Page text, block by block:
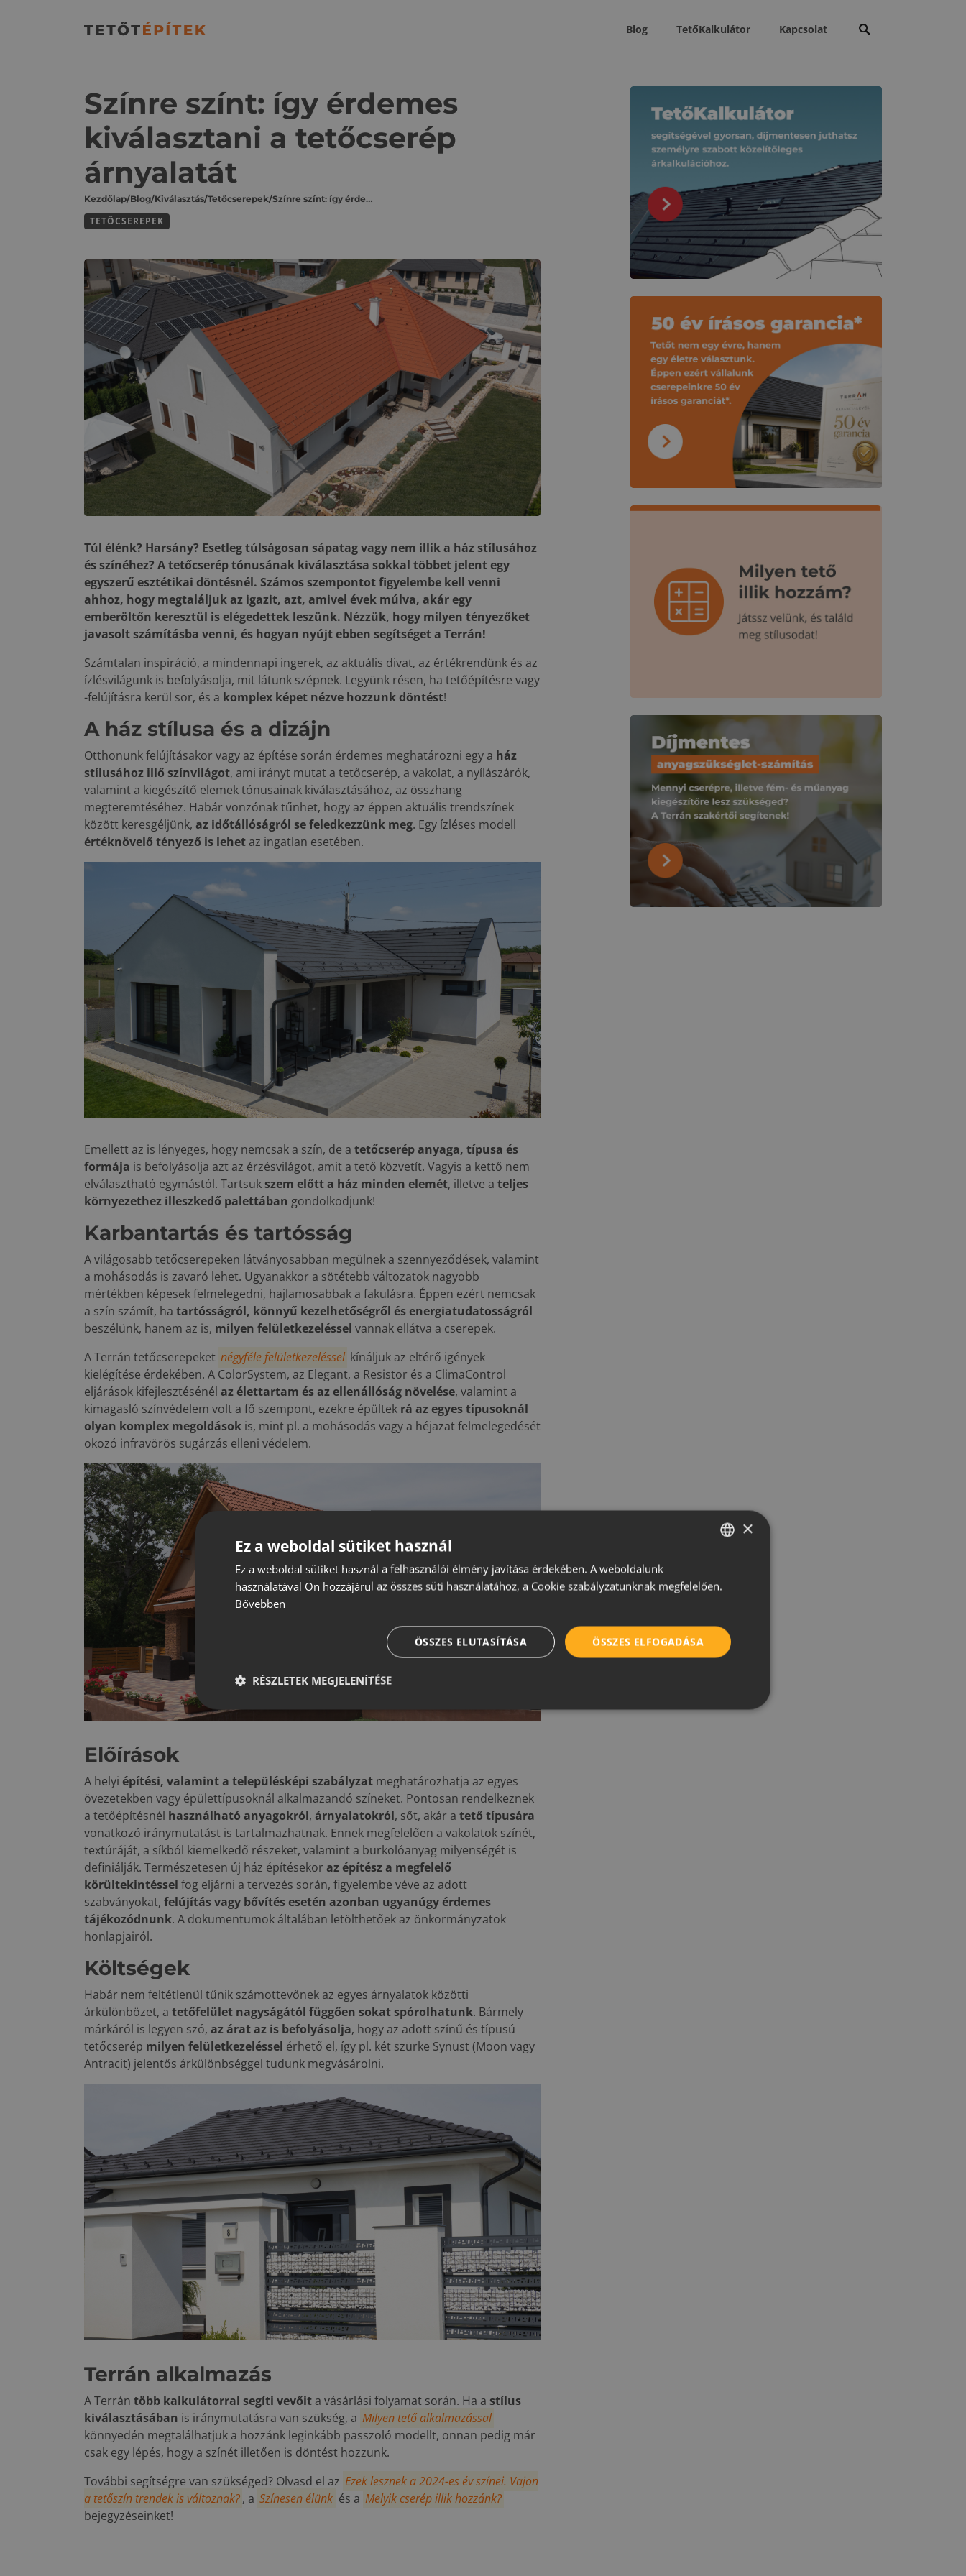
Blog TetőKalkulátor Kapcsolat Keresés:
Színre színt: így érdemes
kiválasztani a tetőcserép
árnyalatát
Kezdőlap/Blog/Kiválasztás/Tetőcserepek/ Színre színt: így érdemes kiválasztani a tetőcserép árnyalatát
TETŐCSEREPEK
Túl élénk? Harsány? Esetleg túlságosan sápatag vagy nem illik a ház stílusához
és színéhez? A tetőcserép tónusának kiválasztása sokkal többet jelent egy
egyszerű esztétikai döntésnél. Számos szempontot figyelembe kell venni
ahhoz, hogy megtaláljuk az igazit, azt, amivel évek múlva, akár egy
emberöltőn keresztül is elégedettek leszünk. Nézzük, hogy milyen tényezőket
javasolt számításba venni, és hogyan nyújt ebben segítséget a Terrán!
Számtalan inspiráció, a mindennapi ingerek, az aktuális divat, az értékrendünk és az
ízlésvilágunk is befolyásolja, mit látunk szépnek. Legyünk résen, ha tetőépítésre vagy
-felújításra kerül sor, és a komplex képet nézve hozzunk döntést!
A ház stílusa és a dizájn
Otthonunk felújításakor vagy az építése során érdemes meghatározni egy a ház
stílusához illő színvilágot, ami irányt mutat a tetőcserép, a vakolat, a nyílászárók,
valamint a kiegészítő elemek tónusainak kiválasztásához, az összhang
megteremtéséhez. Habár vonzónak tűnhet, hogy az éppen aktuális trendszínek
között keresgéljünk, az időtállóságról se feledkezzünk meg. Egy ízléses modell
értéknövelő tényező is lehet az ingatlan esetében.
Emellett az is lényeges, hogy nemcsak a szín, de a tetőcserép anyaga, típusa és
formája is befolyásolja azt az érzésvilágot, amit a tető közvetít. Vagyis a kettő nem
elválasztható egymástól. Tartsukszem előtt a ház minden elemét, illetve a teljes
környezethez illeszkedő palettában gondolkodjunk!
Karbantartás és tartósság
A világosabb tetőcserepeken látványosabban megülnek a szennyeződések, valamint
a mohásodás is zavaró lehet. Ugyanakkor a sötétebb változatok nagyobb
mértékben képesek felmelegedni, hajlamosabbak a fakulásra. Éppen ezért nemcsak
a szín számít, ha tartósságról, könnyű kezelhetőségről és energiatudatosságról
beszélünk, hanem az is, milyen felületkezeléssel vannak ellátva a cserepek.
A Terrán tetőcserepeket négyféle felületkezeléssel kínáljuk az eltérő igények
kielégítése érdekében. A ColorSystem, az Elegant, a Resistor és a ClimaControl
eljárások kifejlesztésénél az élettartam és az ellenállóság növelése, valamint a
kimagasló színvédelem volt a fő szempont, ezekre épültek rá az egyes típusoknál
olyan komplex megoldások is, mint pl. a mohásodás vagy a héjazat felmelegedését
okozó infravörös sugárzás elleni védelem.
Előírások
A helyi építési, valamint a településképi szabályzat meghatározhatja az egyes
övezetekben vagy épülettípusoknál alkalmazandó színeket. Pontosan rendelkeznek
a tetőépítésnél használható anyagokról, árnyalatokról, sőt, akár a tető típusára
vonatkozó iránymutatást is tartalmazhatnak. Ennek megfelelően a vakolatok színét,
textúráját, a síkból kiemelkedő részeket, valamint a burkolóanyag milyenségét is
definiálják. Természetesen új ház építésekor az építész a megfelelő
körültekintéssel fog eljárni a tervezés során, figyelembe véve az adott
szabványokat, felújítás vagy bővítés esetén azonban ugyanúgy érdemes
tájékozódnunk. A dokumentumok általában letölthetőek az önkormányzatok
honlapjairól.
Költségek
Habár nem feltétlenül tűnik számottevőnek az egyes árnyalatok közötti
árkülönbözet, a tetőfelület nagyságától függően sokat spórolhatunk. Bármely
márkáról is legyen szó, az árat az is befolyásolja, hogy az adott színű és típusú
tetőcserép milyen felületkezeléssel érhető el, így pl. két szürke Synust (Moon vagy
Antracit) jelentős árkülönbséggel tudunk megvásárolni.
Terrán alkalmazás
A Terrán több kalkulátorral segíti vevőit a vásárlási folyamat során. Ha a stílus
kiválasztásában is iránymutatásra van szükség, a Milyen tető alkalmazással
könnyedén megtalálhatjuk a hozzánk leginkább passzoló modellt, onnan pedig már
csak egy lépés, hogy a színét illetően is döntést hozzunk.
További segítségre van szükséged? Olvasd el az Ezek lesznek a 2024-es év színei. Vajon
a tetőszín trendek is változnak?, a Színesen élünk és a Melyik cserép illik hozzánk?
bejegyzéseinket!
CROATIAN
SERBIAN
×
Ez a weboldal sütiket használ
Ez a weboldal sütiket használ a felhasználói élmény javítása érdekében. A weboldalunk
használatával Ön hozzájárul az összes süti használatához, a Cookie szabályzatunknak megfelelően.
Bővebben
ÖSSZES ELFOGADÁSA
ÖSSZES ELUTASÍTÁSA
RÉSZLETEK MEGJELENÍTÉSE